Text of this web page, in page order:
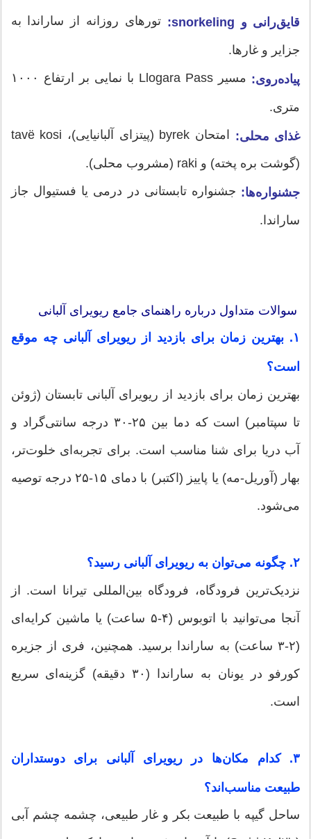
قایق‌رانی و snorkeling: تورهای روزانه از ساراندا به
جزایر و غارها.
پیاده‌روی: مسیر Llogara Pass با نمایی بر ارتفاع ۱۰۰۰
متری.
غذای محلی: امتحان byrek (پیتزای آلبانیایی)، tavë kosi
(گوشت بره پخته) و raki (مشروب محلی).
جشنواره‌ها: جشنواره تابستانی در درمی یا فستیوال جاز
ساراندا.
سوالات متداول درباره راهنمای جامع ریویرای آلبانی
۱. بهترین زمان برای بازدید از ریویرای آلبانی چه موقع
است؟
بهترین زمان برای بازدید از ریویرای آلبانی تابستان (ژوئن
تا سپتامبر) است که دما بین ۲۵-۳۰ درجه سانتی‌گراد و
آب دریا برای شنا مناسب است. برای تجربه‌ای خلوت‌تر،
بهار (آوریل-مه) یا پاییز (اکتبر) با دمای ۱۵-۲۵ درجه توصیه
می‌شود.
۲. چگونه می‌توان به ریویرای آلبانی رسید؟
نزدیک‌ترین فرودگاه، فرودگاه بین‌المللی تیرانا است. از
آنجا می‌توانید با اتوبوس (۴-۵ ساعت) یا ماشین کرایه‌ای
(۲-۳ ساعت) به ساراندا برسید. همچنین، فری از جزیره
کورفو در یونان به ساراندا (۳۰ دقیقه) گزینه‌ای سریع
است.
۳. کدام مکان‌ها در ریویرای آلبانی برای دوستداران
طبیعت مناسب‌اند؟
ساحل گیپه با طبیعت بکر و غار طبیعی، چشمه چشم آبی